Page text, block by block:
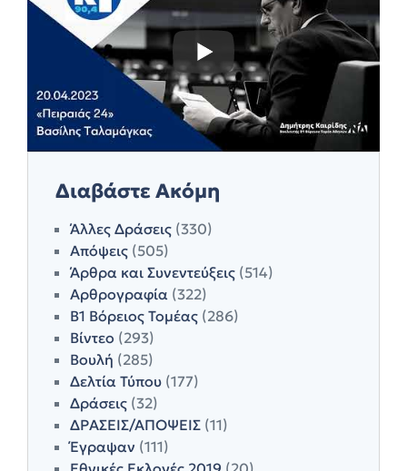
Διαβάστε Ακόμη
Άλλες Δράσεις (330)
Απόψεις (505)
Άρθρα και Συνεντεύξεις (514)
Αρθρογραφία (322)
Β1 Βόρειος Τομέας (286)
Βίντεο (293)
Βουλή (285)
Δελτία Τύπου (177)
Δράσεις (32)
ΔΡΑΣΕΙΣ/ΑΠΟΨΕΙΣ (11)
Έγραψαν (111)